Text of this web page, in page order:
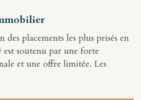
des placements les plus prisés en
soutenu par une forte
et une offre limitée. Les